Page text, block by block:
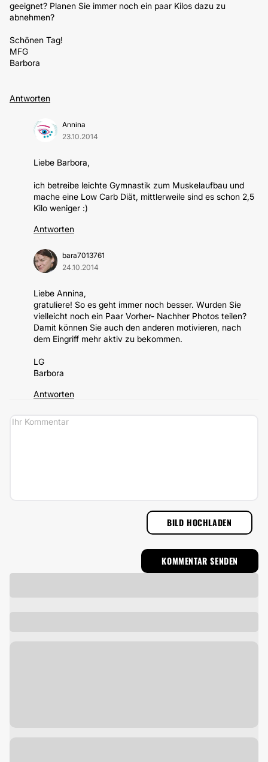
geeignet? Planen Sie immer noch ein paar Kilos dazu zu
abnehmen?
Schönen Tag!
MFG
Barbora
Antworten
Annina
23.10.2014
Liebe Barbora,
ich betreibe leichte Gymnastik zum Muskelaufbau und
mache eine Low Carb Diät, mittlerweile sind es schon 2,5
Kilo weniger :)
Antworten
bara7013761
24.10.2014
Liebe Annina,
gratuliere! So es geht immer noch besser. Wurden Sie
vielleicht noch ein Paar Vorher- Nachher Photos teilen?
Damit können Sie auch den anderen motivieren, nach
dem Eingriff mehr aktiv zu bekommen.
LG
Barbora
Antworten
BILD HOCHLADEN